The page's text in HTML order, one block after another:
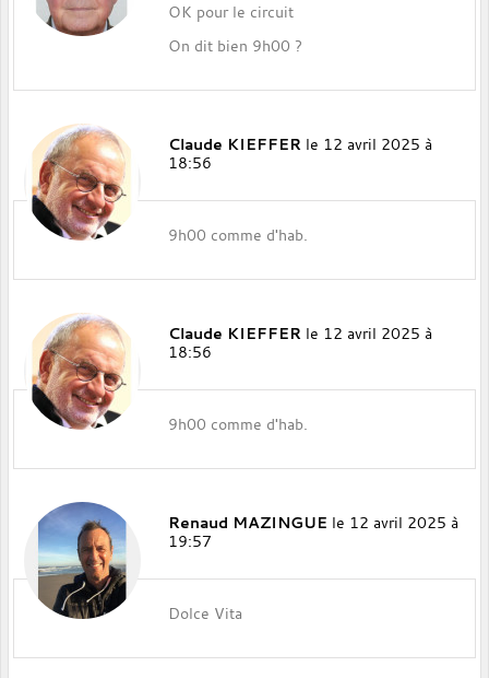
OK pour le circuit
On dit bien 9h00 ?
Claude KIEFFER le 12 avril 2025 à
18:56
9h00 comme d'hab.
Claude KIEFFER le 12 avril 2025 à
18:56
9h00 comme d'hab.
Renaud MAZINGUE le 12 avril 2025 à
19:57
Dolce Vita